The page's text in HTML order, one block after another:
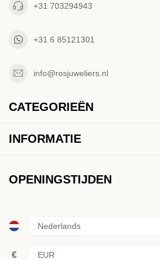
+31 703294943
+31 6 85121301
info@rosjuweliers.nl
CATEGORIEËN
INFORMATIE
OPENINGSTIJDEN
€